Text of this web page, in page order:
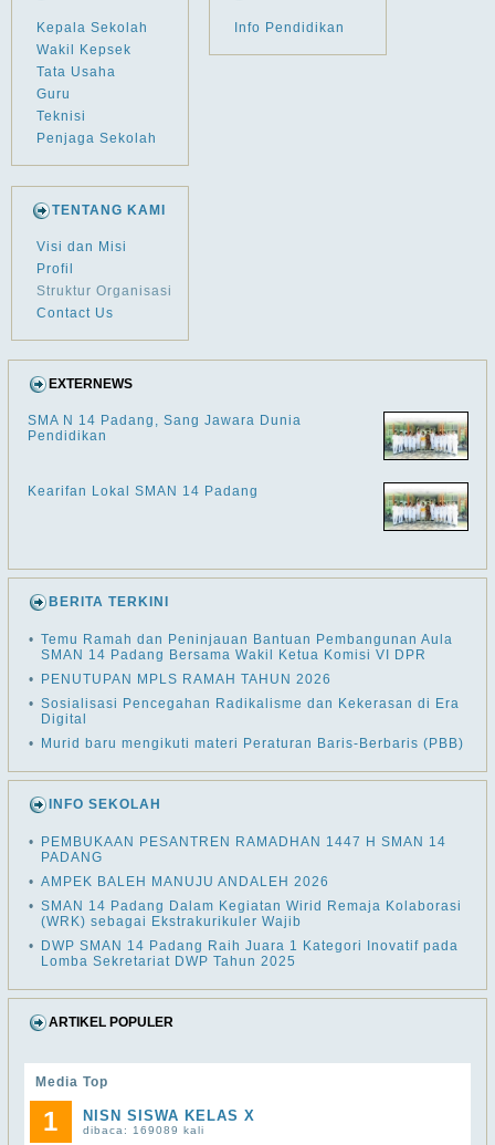
Kepala Sekolah
Wakil Kepsek
Tata Usaha
Guru
Teknisi
Penjaga Sekolah
Info Pendidikan
TENTANG KAMI
Visi dan Misi
Profil
Struktur Organisasi
Contact Us
EXTERNEWS
SMA N 14 Padang, Sang Jawara Dunia
Pendidikan
Kearifan Lokal SMAN 14 Padang
BERITA TERKINI
• Temu Ramah dan Peninjauan Bantuan Pembangunan Aula
SMAN 14 Padang Bersama Wakil Ketua Komisi VI DPR
•
PENUTUPAN MPLS RAMAH TAHUN 2026
• Sosialisasi Pencegahan Radikalisme dan Kekerasan di Era
Digital
•
Murid baru mengikuti materi Peraturan Baris-Berbaris (PBB)
INFO SEKOLAH
•
PEMBUKAAN PESANTREN RAMADHAN 1447 H SMAN 14
PADANG
• AMPEK BALEH MANUJU ANDALEH 2026
• SMAN 14 Padang Dalam Kegiatan Wirid Remaja Kolaborasi
(WRK) sebagai Ekstrakurikuler Wajib
•
DWP SMAN 14 Padang Raih Juara 1 Kategori Inovatif pada
Lomba Sekretariat DWP Tahun 2025
ARTIKEL POPULER
Media Top
1 NISN SISWA KELAS X
dibaca: 169089 kali